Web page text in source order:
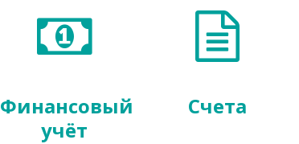
Финансовый
учёт
Счета